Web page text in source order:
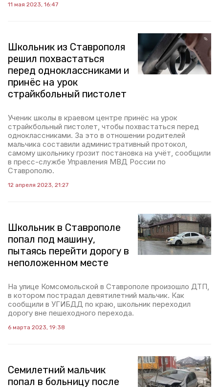
11 мая 2023, 16:47
Школьник из Ставрополя
решил похвастаться
перед одноклассниками и
принёс на урок
страйкбольный пистолет
Ученик школы в краевом центре принёс на урок
страйкбольный пистолет, чтобы похвастаться перед
одноклассниками. За это в отношении родителей
мальчика составили административный протокол,
самому школьнику грозит постановка на учёт, сообщили
в пресс-службе Управления МВД России по
Ставрополю.
12 апреля 2023, 21:27
Школьник в Ставрополе
попал под машину,
пытаясь перейти дорогу в
неположенном месте
На улице Комсомольской в Ставрополе произошло ДТП,
в котором пострадал девятилетний мальчик. Как
сообщили в УГИБДД по краю, школьник переходил
дорогу вне пешеходного перехода.
6 марта 2023, 19:38
Семилетний мальчик
попал в больницу после